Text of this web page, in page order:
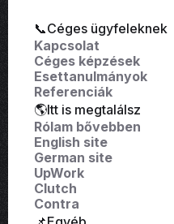
📞Céges ügyfeleknek
Kapcsolat
Céges képzések
Esettanulmányok
Referenciák
🌎Itt is megtalálsz
Rólam bővebben
English site
German site
UpWork
Clutch
Contra